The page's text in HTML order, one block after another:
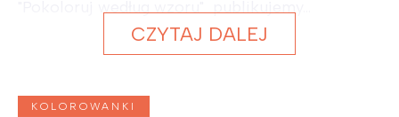
CZYTAJ DALEJ
KOLOROWANKI